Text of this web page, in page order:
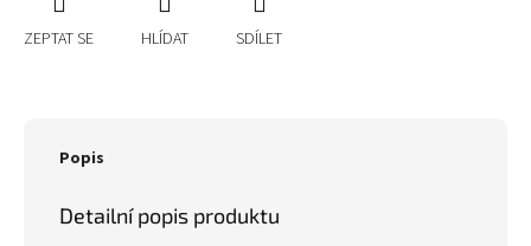
ZEPTAT SE HLÍDAT SDÍLET
Popis
Detailní popis produktu